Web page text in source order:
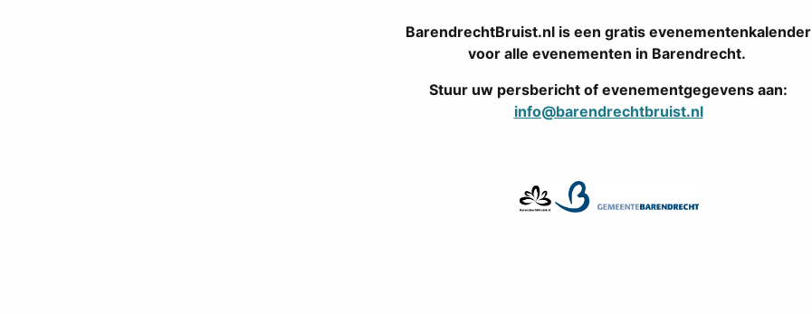
BarendrechtBruist.nl is een gratis evenementenkalender
voor alle evenementen in Barendrecht.
Stuur uw persbericht of evenementgegevens aan:
info@barendrechtbruist.nl